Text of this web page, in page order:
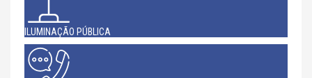
ILUMINAÇÃO PÚBLICA